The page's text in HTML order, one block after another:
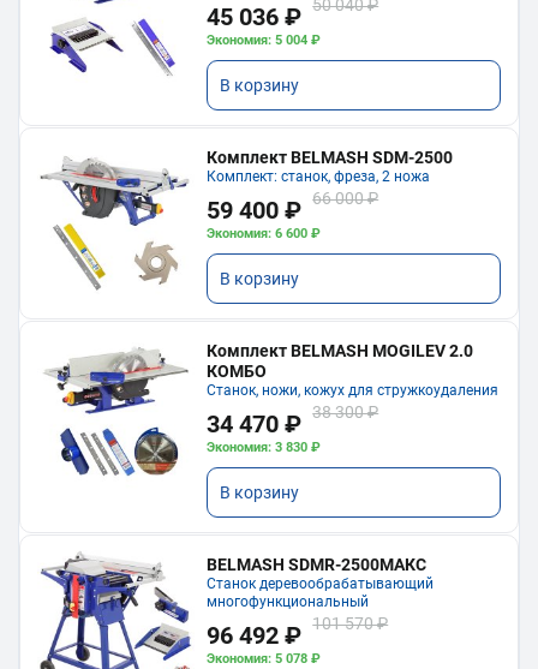
45 036 ₽ 50 040 ₽
Экономия: 5 004 ₽
В корзину
Комплект BELMASH SDM-2500
Комплект: станок, фреза, 2 ножа
59 400 ₽ 66 000 ₽
Экономия: 6 600 ₽
В корзину
Комплект BELMASH MOGILEV 2.0
КОМБО
Станок, ножи, кожух для стружкоудаления
34 470 ₽ 38 300 ₽
Экономия: 3 830 ₽
В корзину
BELMASH SDMR-2500МАКС
Станок деревообрабатывающий
многофункциональный
96 492 ₽ 101 570 ₽
Экономия: 5 078 ₽